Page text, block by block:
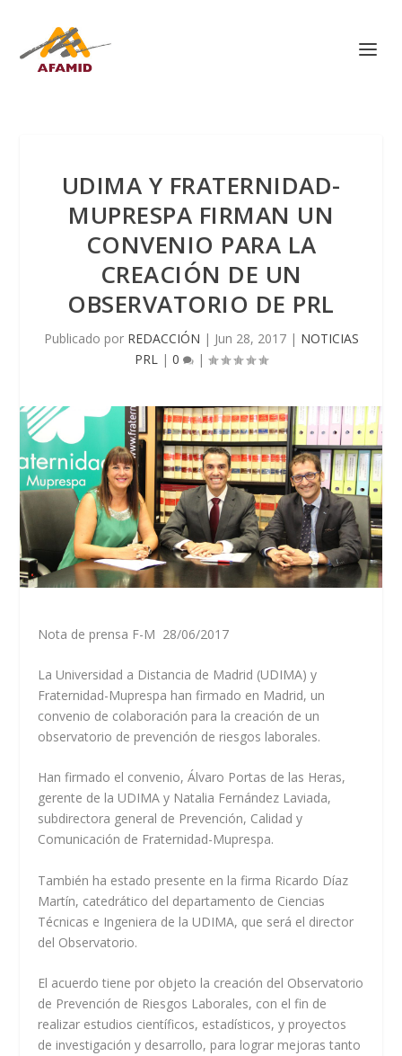
UDIMA Y FRATERNIDAD-
MUPRESPA FIRMAN UN
CONVENIO PARA LA
CREACIÓN DE UN
OBSERVATORIO DE PRL
Publicado por REDACCIÓN | Jun 28, 2017| NOTICIAS
PRL | 0 |
Nota de prensa F-M 28/06/2017
La Universidad a Distancia de Madrid (UDIMA) y
Fraternidad-Muprespa han firmado en Madrid, un
convenio de colaboración para la creación de un
observatorio de prevención de riesgos laborales.
Han firmado el convenio, Álvaro Portas de las Heras,
gerente de la UDIMA y Natalia Fernández Laviada,
subdirectora general de Prevención, Calidad y
Comunicación de Fraternidad-Muprespa.
También ha estado presente en la firma Ricardo Díaz
Martín, catedrático del departamento de Ciencias
Técnicas e Ingeniera de la UDIMA, que será el director
del Observatorio.
El acuerdo tiene por objeto la creación del Observatorio
de Prevención de Riesgos Laborales, con el fin de
realizar estudios científicos, estadísticos, y proyectos
de investigación y desarrollo, para lograr mejoras tanto